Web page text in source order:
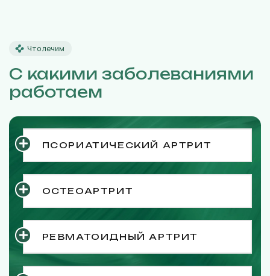
Что лечим
С какими заболеваниями
работаем
ПСОРИАТИЧЕСКИЙ АРТРИТ
ОСТЕОАРТРИТ
РЕВМАТОИДНЫЙ АРТРИТ